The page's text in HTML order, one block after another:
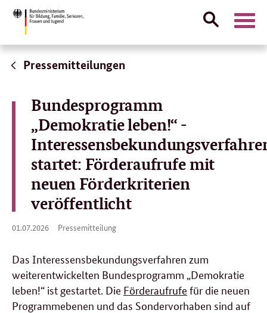
Direktlink:
Suche
Pressemitteilungen
Bundesprogramm
„Demokratie leben!“ -
startet: Förderaufrufe mit
neuen Förderkriterien
veröffentlicht
01.07.2026 01.Pressemitteilung
Das Interessensbekundungsverfahren zum
weiterentwickelten Bundesprogramm „Demokratie
leben!“ ist gestartet. Die Förderaufrufe für die neuen
Programmebenen und das Sondervorhaben sind auf